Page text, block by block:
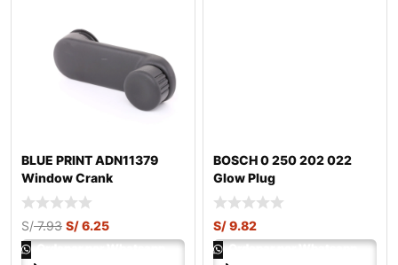
BLUE PRINT ADN11379
Window Crank
S/7.93 S/6.25
Ordenar por Whatsapp
BOSCH 0 250 202 022
Glow Plug
S/9.82
Ordenar por Whatsapp